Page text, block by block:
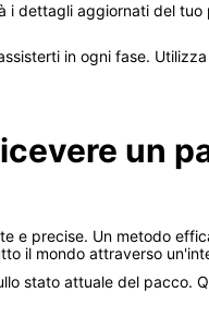
i dettagli aggiornati del
in ogni fase.
un
e precise. Un metodo
il mondo attraverso
stato attuale del pacco.